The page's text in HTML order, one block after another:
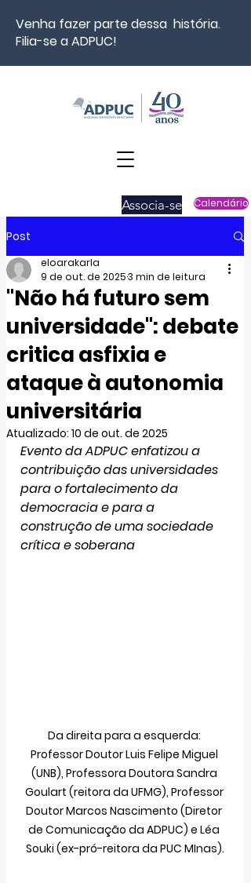
Venha fazer parte dessa história.
Filia-se a ADPUC!
Associa-se Calendário
Post
"Não há futuro sem
universidade": debate
critica asfixia e
ataque à autonomia
universitária
eloarakarla
9 de out. de 20253 min de leitura
Atualizado: 10 de out. de 2025
Evento da ADPUC enfatizou a
contribuição das universidades
para o fortalecimento da
democracia e para a
construção de uma sociedade
crítica e soberana
Da direita para a esquerda:
Professor Doutor Luis Felipe Miguel
(UNB), Professora Doutora Sandra
Goulart (reitora da UFMG), Professor
Doutor Marcos Nascimento (Diretor
de Comunicação da ADPUC) e Léa
Souki (ex-pró-reitora da PUC MInas).